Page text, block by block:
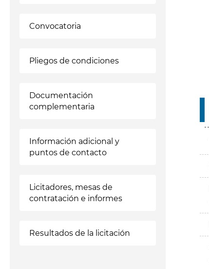
Convocatoria
Pliegos de condiciones
Documentación
complementaria
Información adicional y
puntos de contacto
Licitadores, mesas de
contratación e informes
Resultados de la licitación